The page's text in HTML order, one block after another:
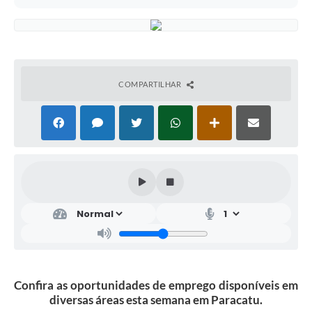
COMPARTILHAR
Confira as oportunidades de emprego disponíveis em
diversas áreas esta semana em Paracatu.